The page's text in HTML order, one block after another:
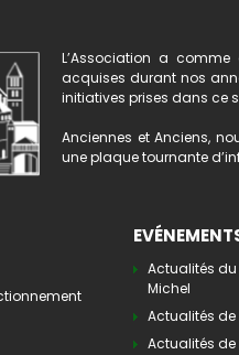
L’Association a
acquises durant nos
initiatives prises dans ce
Anciennes et Anciens,
une plaque tournante
Actualités
Michel
Actualités de
Actualités de